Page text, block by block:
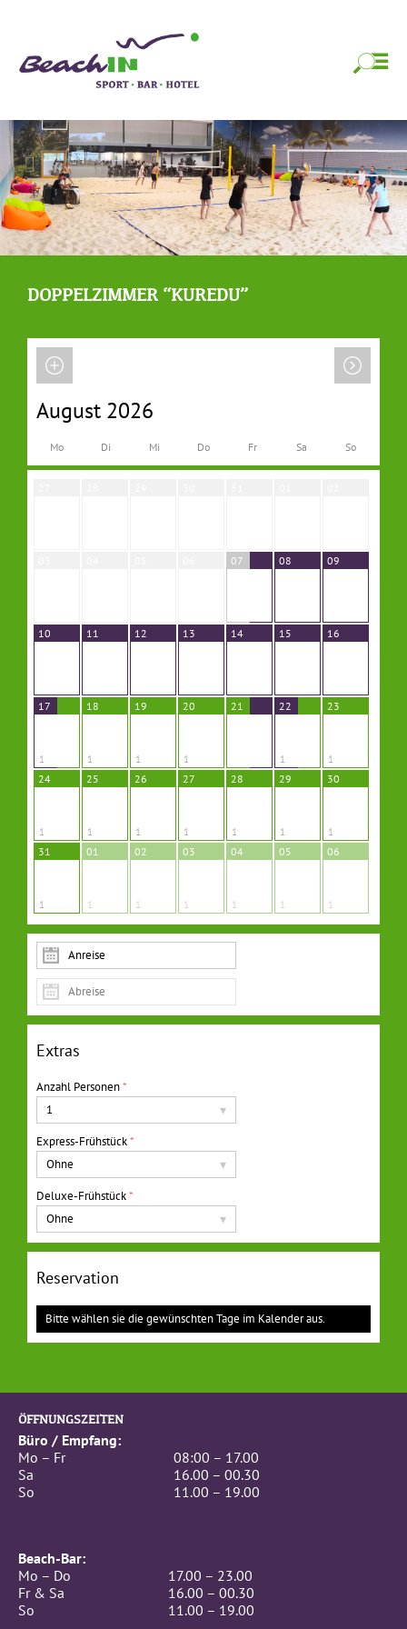
BeachIN Sport,
Bar & Hotel
Zum
Inhalt
DOPPELZIMMER “KUREDU”
August 2026
Mo Di Mi Do Fr Sa So
07 08 09
10 11 12 13 14 15 16
17
1
18
1
19
1
20
1
21 22
1
23
1
24
1
25
1
26
1
27
1
28
1
29
1
30
1
31
1
01
1
02
1
03
1
04
1
05
1
06
1
Extras
Anzahl Personen*
1
▾
Express-Frühstück*
Ohne
▾
Deluxe-Frühstück*
Ohne
▾
Reservation
Bitte wählen sie die gewünschten Tage im Kalender aus.
ÖFFNUNGSZEITEN
Büro / Empfang:
Mo – Fr
08:00 – 17.00
Sa
16.00 – 00.30
So
11.00 – 19.00
Beach-Bar:
Mo – Do
17.00 – 23.00
Fr & Sa
16.00 – 00.30
So
11.00 – 19.00